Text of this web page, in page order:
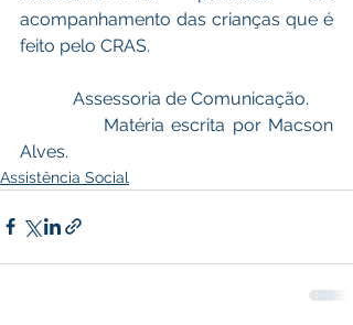
acompanhamento das crianças que é
feito pelo CRAS.
            Assessoria de Comunicação.
Alves.
Assistência Social